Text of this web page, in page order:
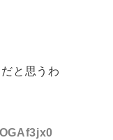
と思うわ